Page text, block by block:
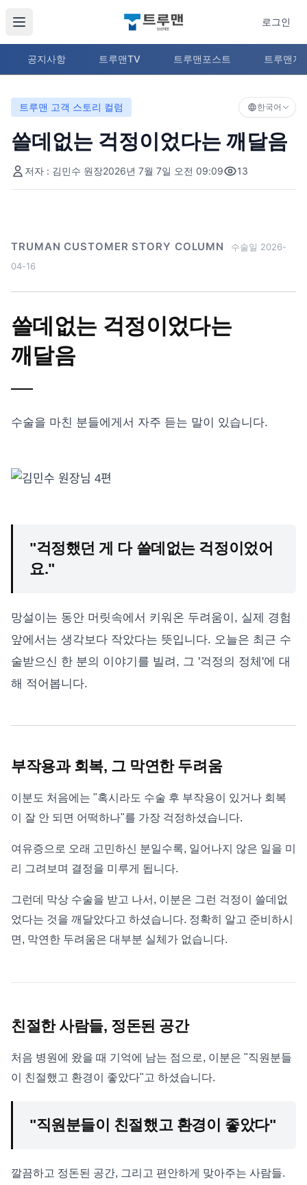
로그인
공지사항 트루맨TV 트루맨포스트 트루맨지
트루맨 고객 스토리 컬럼 한국어
쓸데없는 걱정이었다는 깨달음
저자 : 김민수 원장2026년 7월 7일 오전 09:09 13
TRUMAN CUSTOMER STORY COLUMN
수술일 2026-
04-16
쓸데없는 걱정이었다는
깨달음
수술을 마친 분들에게서 자주 듣는 말이 있습니다.
"걱정했던 게 다 쓸데없는 걱정이었어
요."
망설이는 동안 머릿속에서 키워온 두려움이, 실제 경험
앞에서는 생각보다 작았다는 뜻입니다. 오늘은 최근 수
술받으신 한 분의 이야기를 빌려, 그 '걱정의 정체'에 대
해 적어봅니다.
부작용과 회복, 그 막연한 두려움
이분도 처음에는 "혹시라도 수술 후 부작용이 있거나 회복
이 잘 안 되면 어떡하나"를 가장 걱정하셨습니다.
여유증으로 오래 고민하신 분일수록, 일어나지 않은 일을 미
리 그려보며 결정을 미루게 됩니다.
그런데 막상 수술을 받고 나서, 이분은 그런 걱정이 쓸데없
었다는 것을 깨달았다고 하셨습니다. 정확히 알고 준비하시
면, 막연한 두려움은 대부분 실체가 없습니다.
친절한 사람들, 정돈된 공간
처음 병원에 왔을 때 기억에 남는 점으로, 이분은 "직원분들
이 친절했고 환경이 좋았다"고 하셨습니다.
"직원분들이 친절했고 환경이 좋았다"
깔끔하고 정돈된 공간, 그리고 편안하게 맞아주는 사람들.